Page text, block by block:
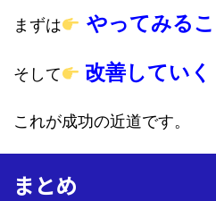
まずは やってみる
そして 改善していく
これが成功の近道です。
まとめ